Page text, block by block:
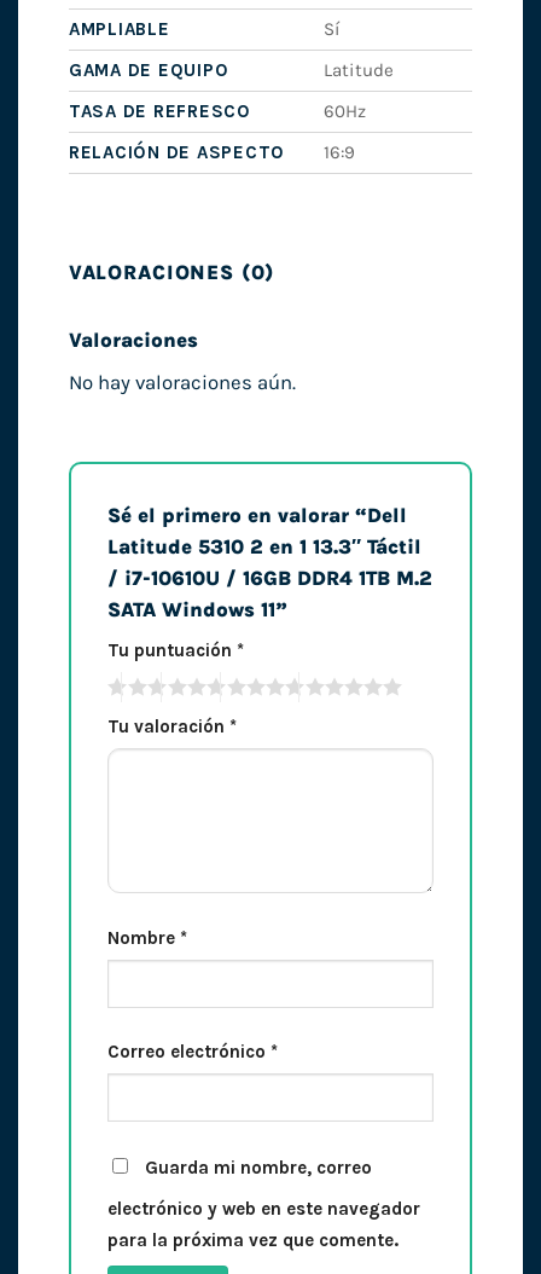
AMPLIABLE
Sí
GAMA DE EQUIPO
Latitude
TASA DE REFRESCO
60Hz
RELACIÓN DE ASPECTO
16:9
VALORACIONES (0)
Valoraciones
No hay valoraciones aún.
Sé el primero en valorar “Dell
Latitude 5310 2 en 1 13.3″ Táctil
/ i7-10610U / 16GB DDR4 1TB M.2
SATA Windows 11”
Tu puntuación *
Tu valoración *
Nombre *
Correo electrónico *
Guarda mi nombre, correo
electrónico y web en este navegador
para la próxima vez que comente.